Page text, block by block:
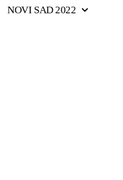
NOVI SAD 2022